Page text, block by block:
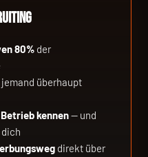
80% der
jemand überhaupt
kennen— und
direkt über